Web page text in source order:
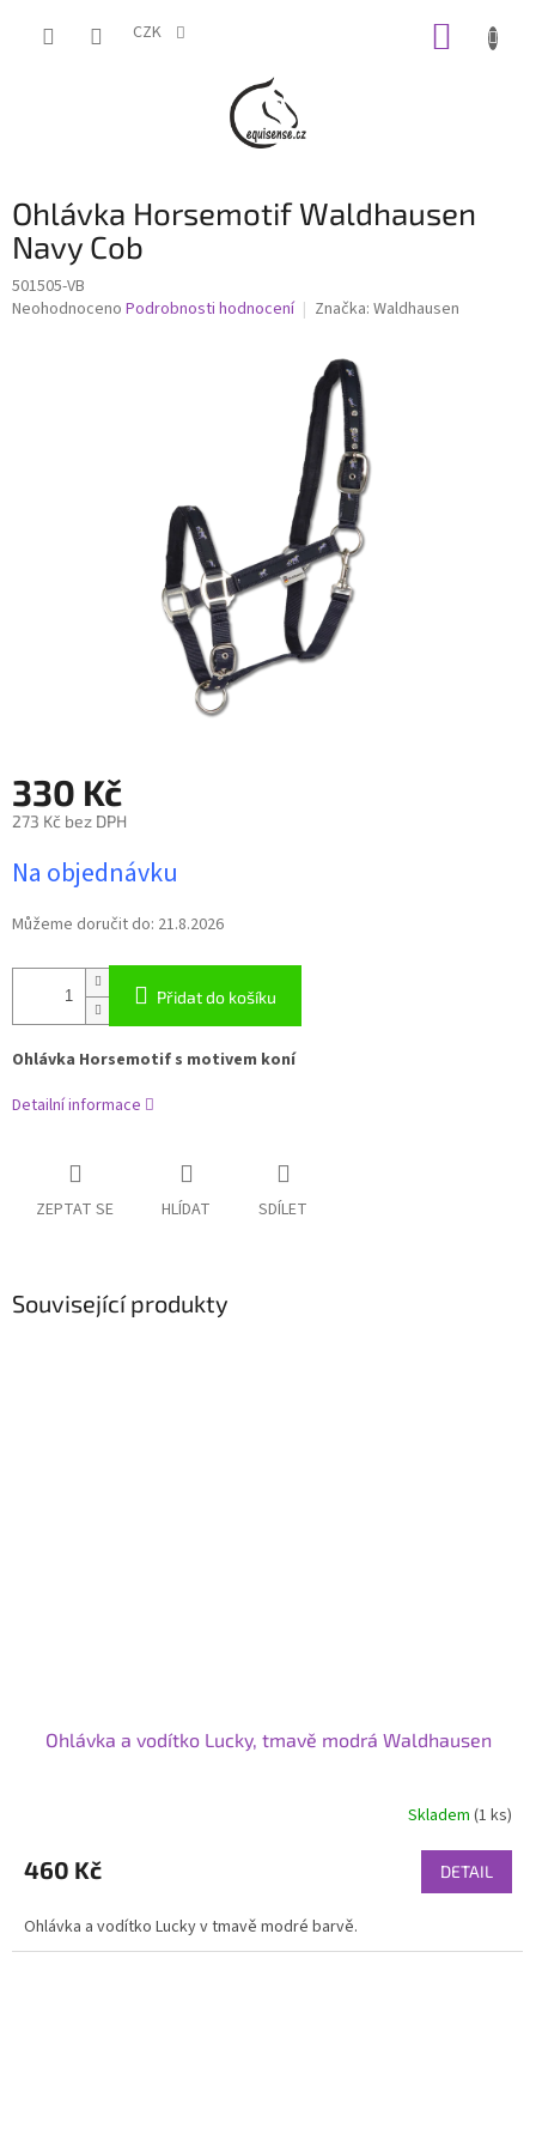
CZK
Ohlávka Horsemotif Waldhausen
Navy Cob
501505-VB
Průměrné
Neohodnoceno Podrobnosti hodnocení Značka: Waldhausen
330 Kč
273 Kč bez DPH
cena:
Na objednávku
Můžeme doručit do: 21.8.2026
Přidat do košíku
Ohlávka Horsemotif s motivem koní
Detailní informace
ZEPTAT SE HLÍDAT SDÍLET
Související produkty
Ohlávka a vodítko Lucky, tmavě modrá Waldhausen
Skladem (1 ks)
460 Kč DETAIL
Ohlávka a vodítko Lucky v tmavě modré barvě.